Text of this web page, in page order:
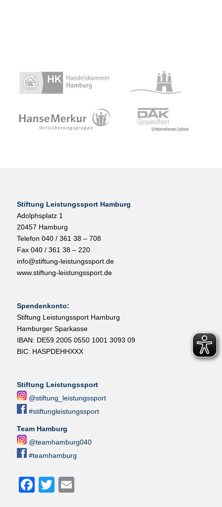
Stiftung Leistungssport Hamburg
Adolphsplatz 1
20457 Hamburg
Telefon 040 / 361 38 – 708
Fax 040 / 361 38 – 220
info@stiftung-leistungssport.de
www.stiftung-leistungssport.de
Spendenkonto:
Stiftung Leistungssport Hamburg
Hamburger Sparkasse
IBAN: DE59 2005 0550 1001 3093 09
BIC: HASPDEHHXXX
Stiftung Leistungssport
@stiftung_leistungssport
#stiftungleistungssport
Team Hamburg
@teamhamburg040
#teamhamburg
Facebook
Twitter